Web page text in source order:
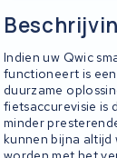
Indien uw Qwic
functioneert is
duurzame
fietsaccurevisie is
minder
kunnen bijna